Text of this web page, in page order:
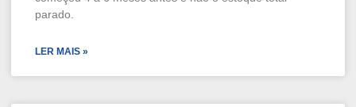
parado.
LER MAIS »